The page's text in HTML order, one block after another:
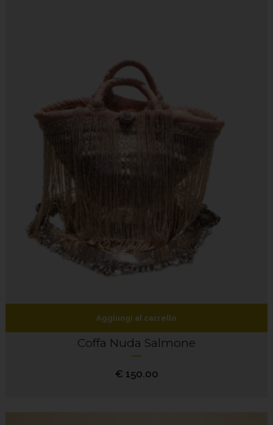
Aggiungi al carrello
Coffa Nuda Salmone
€ 150.00